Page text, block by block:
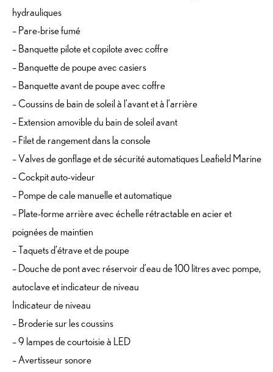
hydrauliques
– Pare-brise fumé
– Banquette pilote et copilote avec coffre
– Banquette de poupe avec casiers
– Banquette avant de poupe avec coffre
– Coussins de bain de soleil à l’avant et à l’arrière
– Extension amovible du bain de soleil avant
– Filet de rangement dans la console
– Valves de gonflage et de sécurité automatiques Leafield Marine
– Cockpit auto-videur
– Pompe de cale manuelle et automatique
– Plate-forme arrière avec échelle rétractable en acier et
poignées de maintien
– Taquets d’étrave et de poupe
– Douche de pont avec réservoir d’eau de 100 litres avec pompe,
autoclave et indicateur de niveau
Indicateur de niveau
– Broderie sur les coussins
– 9 lampes de courtoisie à LED
– Avertisseur sonore